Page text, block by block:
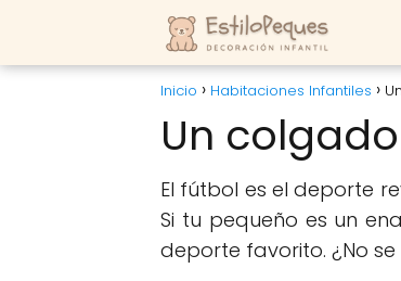
Inicio Habitaciones Infantiles
Un
El fútbol es el deporte
Si tu pequeño es un
deporte favorito. ¿No